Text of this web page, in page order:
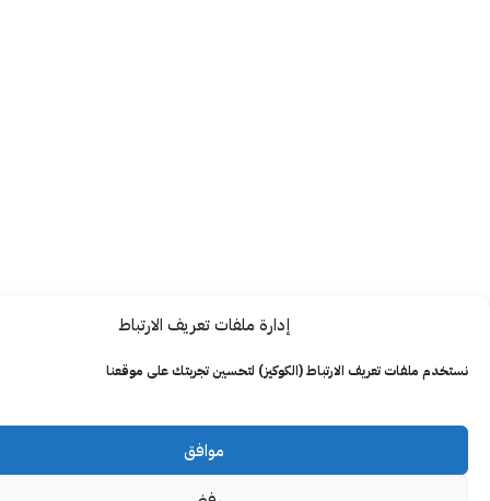
إدارة ملفات تعريف الارتباط
تعريف الارتباط (الكوكيز) لتحسين تجربتك على موقعنا